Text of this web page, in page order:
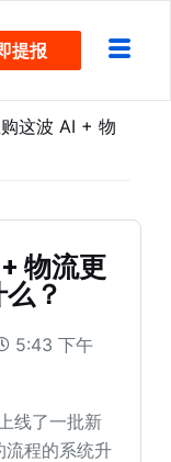
提报
这波 AI + 物
物流更
？
5:43 下午
线了一批新
流程的系统升